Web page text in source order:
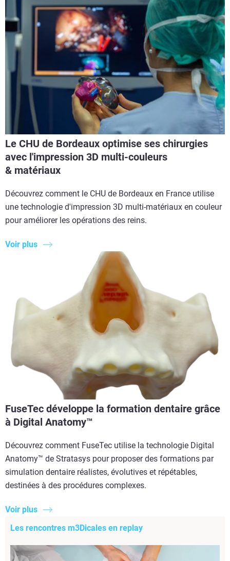
Le CHU de Bordeaux optimise ses chirurgies
avec l'impression 3D multi-couleurs
& matériaux
Découvrez comment le CHU de Bordeaux en France utilise
une technologie d'impression 3D multi-matériaux en couleur
pour améliorer les opérations des reins.
Voir plus
FuseTec développe la formation dentaire grâce
à Digital Anatomy™
Découvrez comment FuseTec utilise la technologie Digital
Anatomy™ de Stratasys pour proposer des formations par
simulation dentaire réalistes, évolutives et répétables,
destinées à des procédures complexes.
Voir plus
Les rencontres m3Dicales en replay